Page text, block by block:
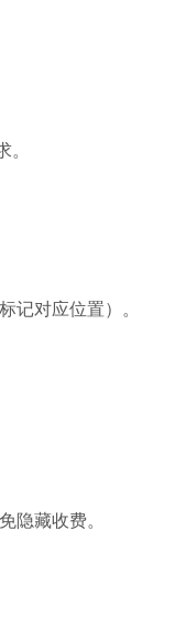
记对应位置）。
隐藏收费。